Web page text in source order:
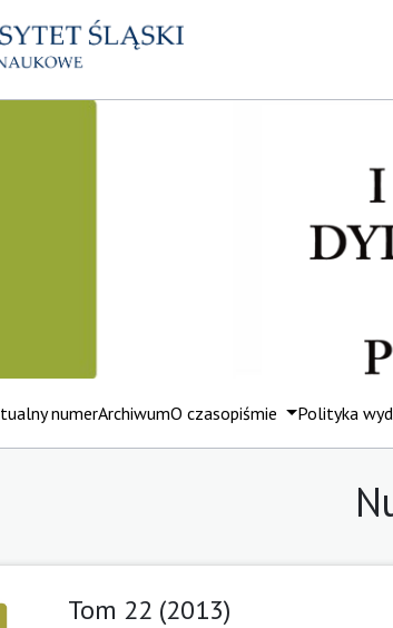
numerArchiwumO czasopiśmie Polityka
Tom 22 (2013)